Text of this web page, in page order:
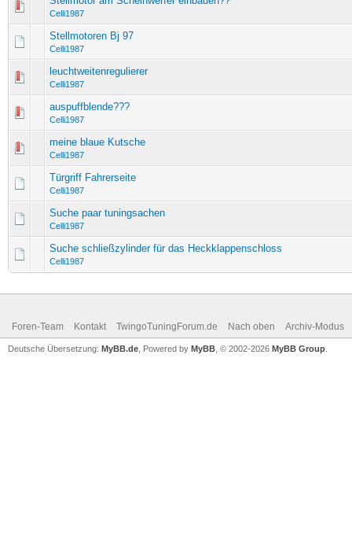
Celli1987
Stellmotoren Bj 97
Celli1987
leuchtweitenregulierer
Celli1987
auspuffblende???
Celli1987
meine blaue Kutsche
Celli1987
Türgriff Fahrerseite
Celli1987
Suche paar tuningsachen
Celli1987
Suche schließzylinder für das Heckklappenschloss
Celli1987
Foren-Team Kontakt TwingoTuningForum.de Nach oben Archiv-Modus
Deutsche Übersetzung: MyBB.de , Powered by MyBB , © 2002-2026 MyBB Group